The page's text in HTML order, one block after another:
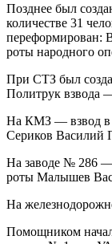
Позднее был
количестве 31
переформирован:
роты народного
При СТЗ был
Политрук взвода
На КМЗ — взвод в
Сериков Василий
На заводе № 286 —
роты Малышев
На
Помощником